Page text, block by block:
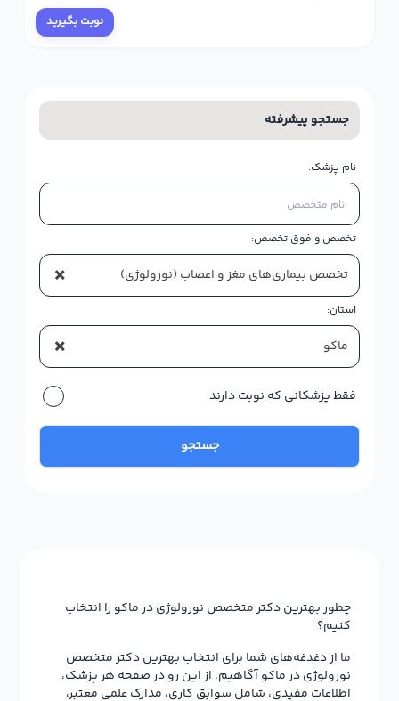
نوبت بگیرید
جستجو پیشرفته
نام پزشک:
تخصص و فوق تخصص:
× تخصص بیماری‌های مغز و اعصاب (نورولوژی)
استان:
× ماکو
فقط پزشکانی که نوبت دارند
جستجو
چطور بهترین دکتر متخصص نورولوژی در ماکو را انتخاب
کنیم؟
ما از دغدغه‌های شما برای انتخاب بهترین دکتر متخصص
نورولوژی در ماکو آگاهیم. از این رو در صفحه هر پزشک،
اطلاعات مفیدی، شامل سوابق کاری، مدارک علمی معتبر،